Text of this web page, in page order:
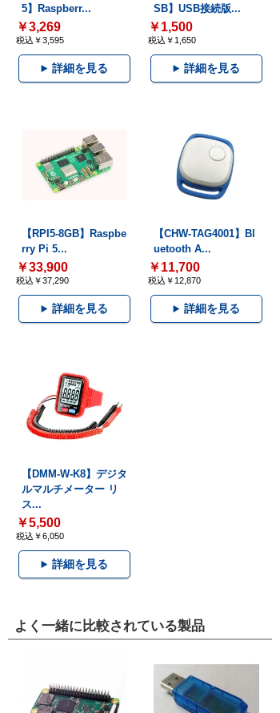
5】Raspberr...
￥3,269
税込￥3,595
詳細を見る
SB】USB接続版...
￥1,500
税込￥1,650
詳細を見る
【RPI5-8GB】Raspbe
rry Pi 5...
￥33,900
税込￥37,290
詳細を見る
【CHW-TAG4001】Bl
uetooth A...
￥11,700
税込￥12,870
詳細を見る
【DMM-W-K8】デジタ
ルマルチメーター リ
ス...
￥5,500
税込￥6,050
詳細を見る
よく一緒に比較されている製品